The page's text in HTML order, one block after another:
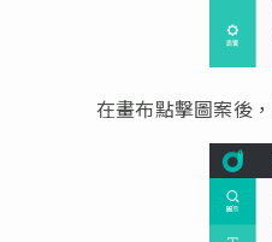
在畫布點擊圖案後